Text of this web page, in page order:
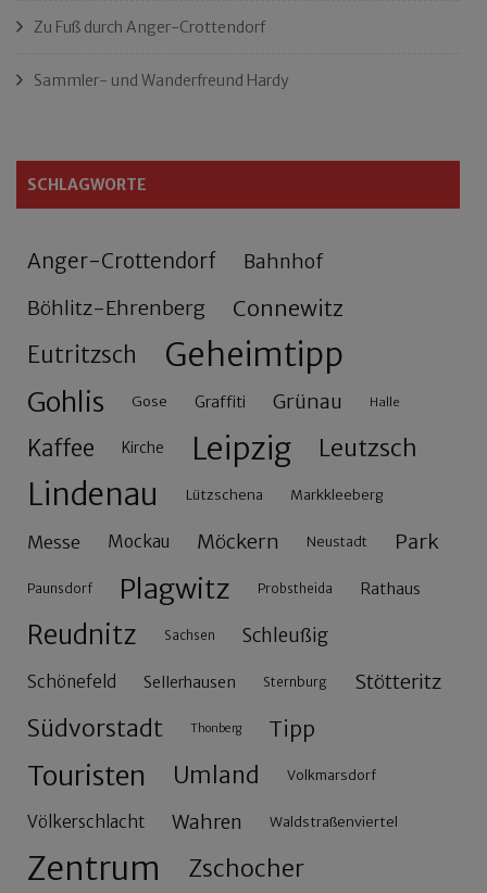
Zu Fuß durch Anger-Crottendorf
Sammler- und Wanderfreund Hardy
SCHLAGWORTE
Anger-Crottendorf Bahnhof
Böhlitz-Ehrenberg Connewitz
Eutritzsch Geheimtipp
Gohlis Gose Graffiti Grünau Halle
Kaffee Kirche Leipzig Leutzsch
Lindenau Lützschena Markkleeberg
Messe Mockau Möckern Neustadt Park
Paunsdorf Plagwitz Probstheida Rathaus
Reudnitz Sachsen Schleußig
Schönefeld Sellerhausen Sternburg Stötteritz
Südvorstadt Thonberg Tipp
Touristen Umland Volkmarsdorf
Völkerschlacht Wahren Waldstraßenviertel
Zentrum Zschocher